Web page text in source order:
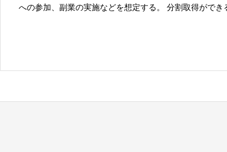
への参加、副業の実施などを想定する。 分割取得がで